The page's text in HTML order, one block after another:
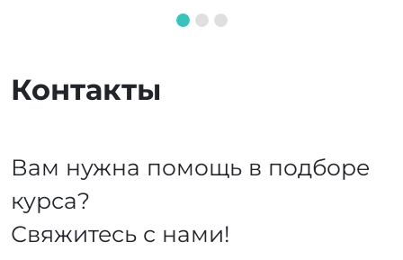
Контакты
Вам нужна помощь в подборе
курса?
Свяжитесь с нами!